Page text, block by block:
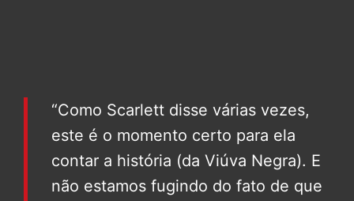
“Como Scarlett disse várias vezes,
este é o momento certo para ela
contar a história (da Viúva Negra). E
não estamos fugindo do fato de que